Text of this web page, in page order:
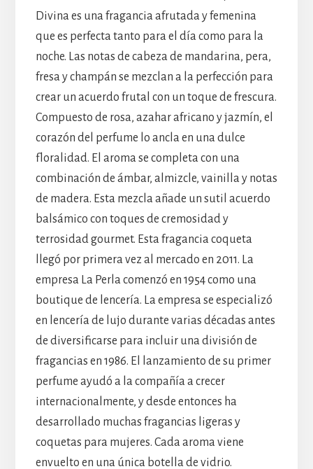
Divina es una fragancia afrutada y femenina
que es perfecta tanto para el día como para la
noche. Las notas de cabeza de mandarina, pera,
fresa y champán se mezclan a la perfección para
crear un acuerdo frutal con un toque de frescura.
Compuesto de rosa, azahar africano y jazmín, el
corazón del perfume lo ancla en una dulce
floralidad. El aroma se completa con una
combinación de ámbar, almizcle, vainilla y notas
de madera. Esta mezcla añade un sutil acuerdo
balsámico con toques de cremosidad y
terrosidad gourmet. Esta fragancia coqueta
llegó por primera vez al mercado en 2011. La
empresa La Perla comenzó en 1954 como una
boutique de lencería. La empresa se especializó
en lencería de lujo durante varias décadas antes
de diversificarse para incluir una división de
fragancias en 1986. El lanzamiento de su primer
perfume ayudó a la compañía a crecer
internacionalmente, y desde entonces ha
desarrollado muchas fragancias ligeras y
coquetas para mujeres. Cada aroma viene
envuelto en una única botella de vidrio.